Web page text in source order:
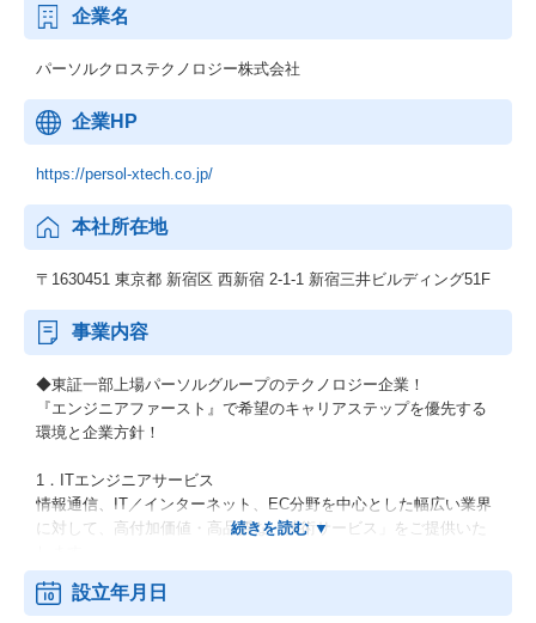
企業名
パーソルクロステクノロジー株式会社
企業HP
https://persol-xtech.co.jp/
本社所在地
〒1630451 東京都 新宿区 西新宿 2-1-1 新宿三井ビルディング51F
事業内容
◆東証一部上場パーソルグループのテクノロジー企業！
『エンジニアファースト』で希望のキャリアステップを優先する
環境と企業方針！
1．ITエンジニアサービス
情報通信、IT／インターネット、EC分野を中心とした幅広い業界
に対して、高付加価値・高品質な「技術サービス」をご提供いた
2．機電エンジニアサービス
設立年月日